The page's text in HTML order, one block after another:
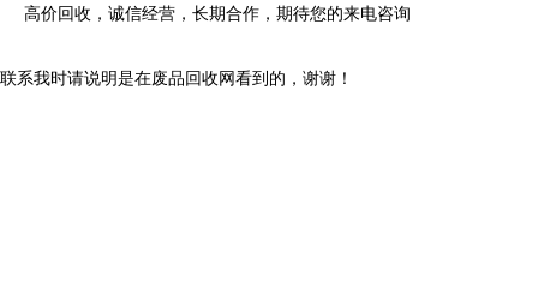
高价回收，诚信经营，长期合作，期待您的来电咨询
联系我时请说明是在废品回收网看到的，谢谢！